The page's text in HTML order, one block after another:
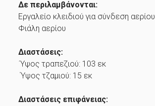
Δε περιλαμβάνονται:
Εργαλείο κλειδιού για σύνδεση αερίου
Φιάλη αερίου
Διαστάσεις:
΄Υψος τραπεζιού: 103 εκ
Ύψος τζαμιού: 15 εκ
Διαστάσεις επιφάνειας: